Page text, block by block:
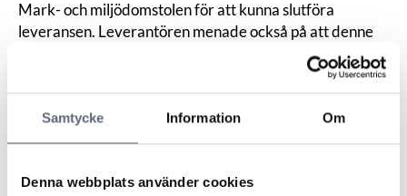
Samtycke Information Om
Denna webbplats använder cookies
Mark- och miljödomstolen för att kunna slutföra
leveransen. Leverantören menade också på att denne
haft kostnader för att slutföra projekteringen,
upphandla entreprenör för genomförande, ansöka om
ledningsrätt samt nedlagd tid för projektmedarbetare.
Eftersom leverantören inte var anledningen till
förseningen kunde konsumenten endast frångå avtalet
ARN anförde att det enligt konsumenttjänstlagen